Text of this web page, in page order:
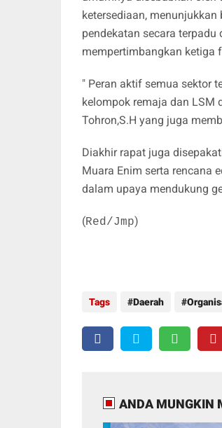
ketersediaan,
pendekatan secara
mempertimbangkan ketiga
" Peran aktif semua sektor
kelompok remaja dan LSM
Tohron,S.H yang juga
Diakhir rapat juga
Muara Enim serta rencana
dalam upaya mendukung
(Red/Jmp)
Tags Daerah
ANDA MUNGKIN